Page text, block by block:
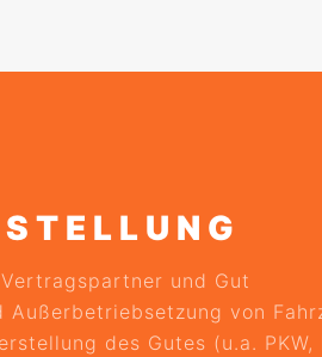
und Gut
von
des Gutes (u.a. PKW,